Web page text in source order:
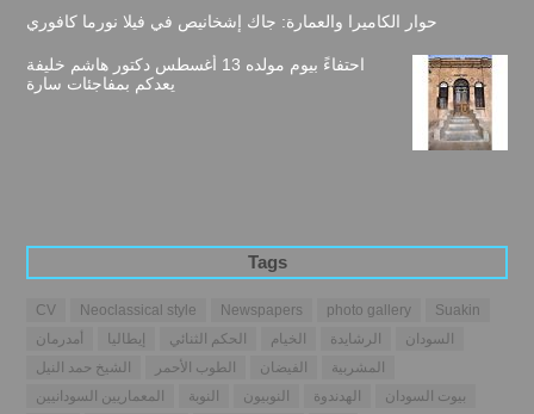
حوار الكاميرا والعمارة: جاك إشخانيص في فيلا نورما كافوري
احتفاءً بيوم مولده 13 أغسطس دكتور هاشم خليفة
يعدكم بمفاجئات سارة
Tags
CV Neoclassical style Newspapers photo gallery
Suakin
أمدرمان
إيطاليا الحكم الثنائي الخيام الرشايدة
السودان
الشيخ حمد النيل
الطوب الأحمر الفيضان
المشربية
المعماريين السودانيين
النوبة النوبيون الهدندوة
بيوت السودان